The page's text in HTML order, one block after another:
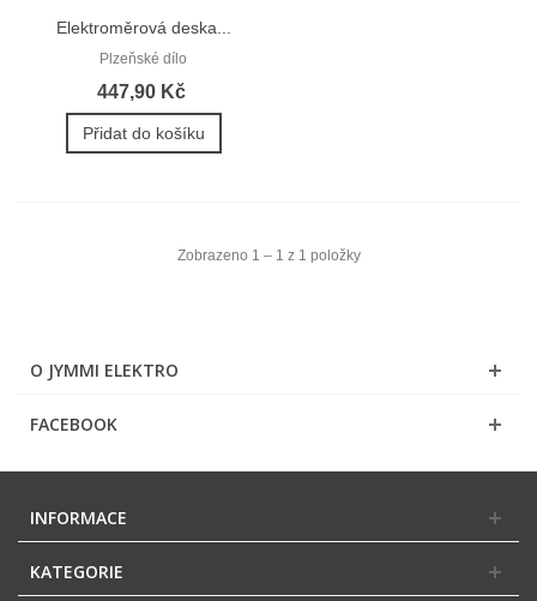
Elektroměrová deska...
Plzeňské dílo
447,90 Kč
Přidat do košíku
Zobrazeno 1 – 1 z 1 položky
O JYMMI ELEKTRO
FACEBOOK
INFORMACE
KATEGORIE